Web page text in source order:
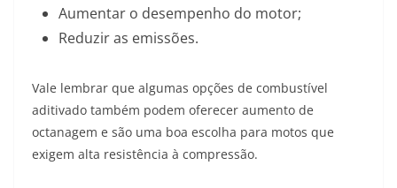
Aumentar o desempenho do motor;
Reduzir as emissões.
Vale lembrar que algumas opções de combustível
aditivado também podem oferecer aumento de
octanagem e são uma boa escolha para motos que
exigem alta resistência à compressão.